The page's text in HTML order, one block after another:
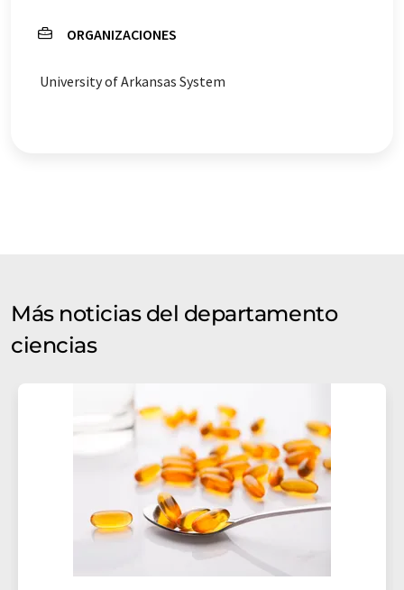
ORGANIZACIONES
University of Arkansas System
Más noticias del departamento
ciencias